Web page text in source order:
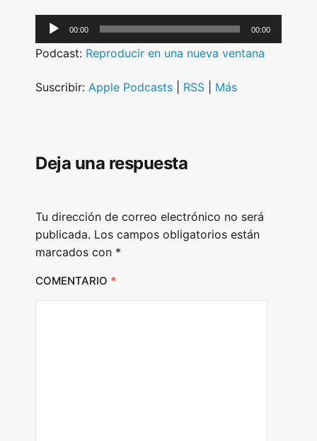
u
i
a
r
00:00 00:00
Podcast: Reproducir en una nueva ventana
Suscribir: Apple Podcasts RSS Más
Deja una respuesta
Tu dirección de correo electrónico no será
publicada. Los campos obligatorios están
marcados con *
COMENTARIO *